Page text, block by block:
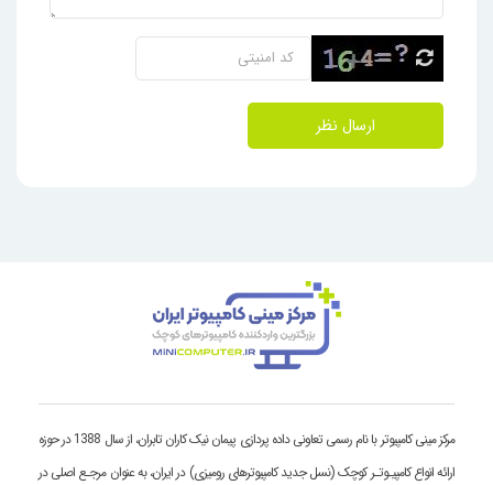
ارسال نظر
مرکز مینی کامپیوتر با نام رسمی تعاونی داده پردازی پیمان نیک کاران تابران، از سال 1388 در حوزه
ارائه انواع کامپیـوتـر کوچک (نسل جدید کامپیوترهای رومیزی) در ایران، به عنوان مرجـع اصلی در